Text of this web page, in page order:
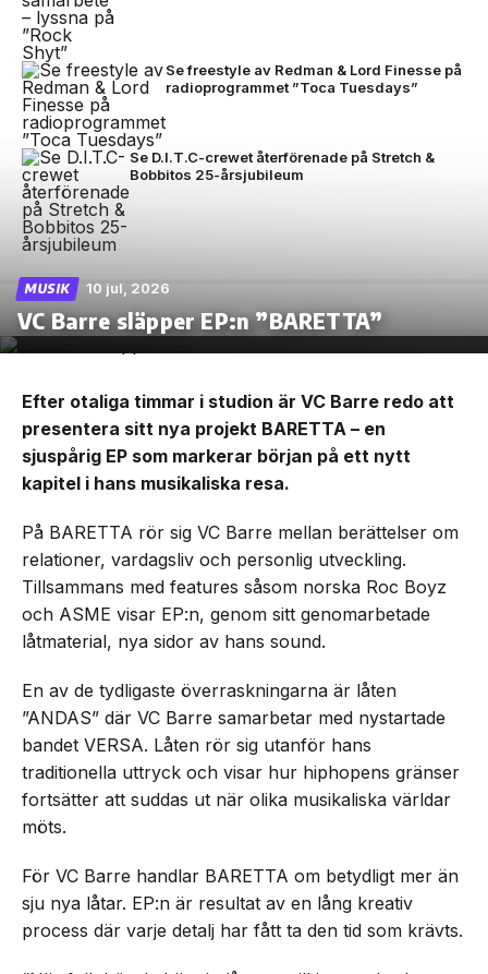
Se freestyle av Redman & Lord Finesse på
radioprogrammet ”Toca Tuesdays”
Se D.I.T.C-crewet återförenade på Stretch &
Bobbitos 25-årsjubileum
MUSIK 10 jul, 2026
VC Barre släpper EP:n ”BARETTA”
Efter otaliga timmar i studion är VC Barre redo att
presentera sitt nya projekt BARETTA – en
sjuspårig EP som markerar början på ett nytt
kapitel i hans musikaliska resa.
På BARETTA rör sig VC Barre mellan berättelser om
relationer, vardagsliv och personlig utveckling.
Tillsammans med features såsom norska Roc Boyz
och ASME visar EP:n, genom sitt genomarbetade
låtmaterial, nya sidor av hans sound.
En av de tydligaste överraskningarna är låten
”ANDAS” där VC Barre samarbetar med nystartade
bandet VERSA. Låten rör sig utanför hans
traditionella uttryck och visar hur hiphopens gränser
fortsätter att suddas ut när olika musikaliska världar
möts.
För VC Barre handlar BARETTA om betydligt mer än
sju nya låtar. EP:n är resultat av en lång kreativ
process där varje detalj har fått ta den tid som krävts.